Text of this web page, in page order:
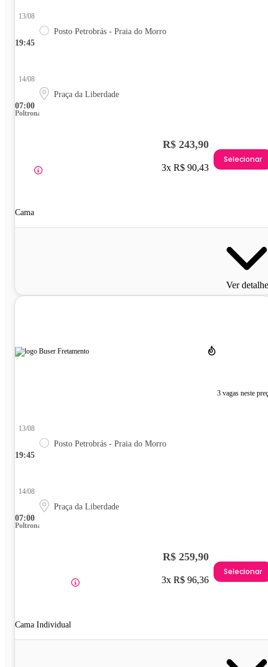
19:45
13/08
Posto Petrobrás - Praia do Morro
07:00
14/08
Praça da Liberdade
Poltrona
Cama
R$ 243,90
3x R$ 90,43
Selecionar
Ver
3 vagas neste
19:45
13/08
Posto Petrobrás - Praia do Morro
07:00
14/08
Praça da Liberdade
Poltrona
Cama Individual
R$ 259,90
3x R$ 96,36
Selecionar